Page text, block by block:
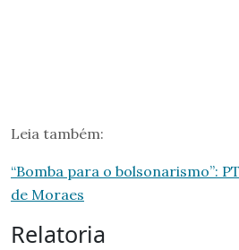
Leia também:
“Bomba para o bolsonarismo”:
de Moraes
Relatoria